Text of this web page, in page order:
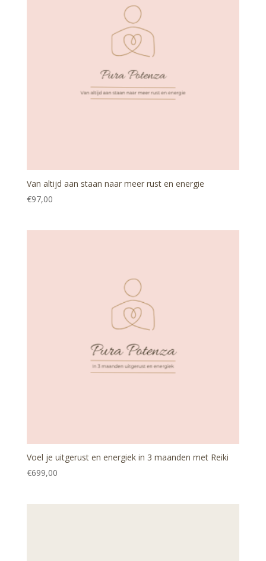
Van altijd aan staan naar meer rust en energie
€97,00
Voel je uitgerust en energiek in 3 maanden met Reiki
€699,00